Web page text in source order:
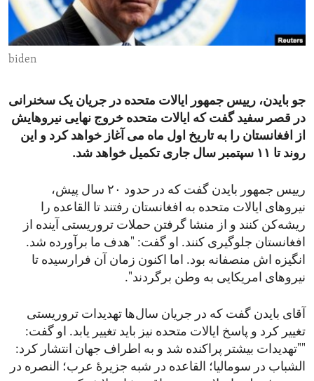
ENVIRONMENT AND HEALTH
IDEALS AND INSTITUTIONS
biden
جو بایدن، رییس جمهور ایالات متحده در جریان یک سخنرانی
در قصر سفید گفت که ایالات متحده خروج نهایی نیروهایش
از افغانستان را به تاریخ اول ماه می آغاز خواهد کرد و این
روند تا ۱۱ سپتمبر سال جاری تکمیل خواهد شد.
رییس جمهور بایدن گفت که در حدود ۲۰ سال پیش،
نیروهای ایالات متحده به افغانستان رفتند تا القاعده را
ریشه‌کن کنند و از منشا گرفتن حملات تروریستی آینده از
افغانستان جلوگیری کنند. او گفت: "هدف ما بر‌آورده شد.
انگیزه اش منصفانه بود. اما اکنون زمان آن فرارسیده تا
نیروهای امریکایی به وطن برگردند".
آقای بایدن گفت که در جریان سال‌ها تهدیدات تروریستی
تغییر کرد و پاسخ ایالات متحده نیز باید تغییر یابد. او گفت:
""تهدیدات بیشتر پراکنده شد و به اطراف جهان انتشار کرد:
الشباب در سومالیا؛ القاعده در شبه جزیرۀ عرب؛ النصره در